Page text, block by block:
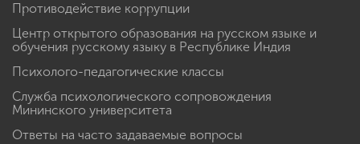
Противодействие коррупции
Центр открытого образования на русском языке и
обучения русскому языку в Республике Индия
Психолого-педагогические классы
Служба психологического сопровождения
Мининского университета
Ответы на часто задаваемые вопросы